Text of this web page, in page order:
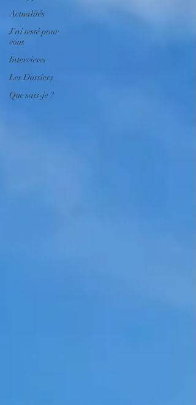
Actualités
J'ai testé pour
vous
Interviews
Les Dossiers
Que sais-je ?